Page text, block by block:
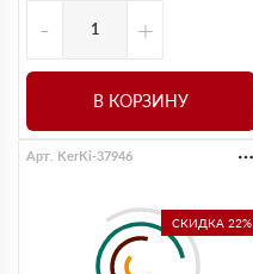
- +
В КОРЗИНУ
СКИДКА 22%
Арт. KerKi-37946